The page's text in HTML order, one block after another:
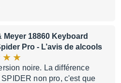
Meyer 18860 Keyboard
Pro - L’avis de alcools
noire. La différence
non pro, c'est que